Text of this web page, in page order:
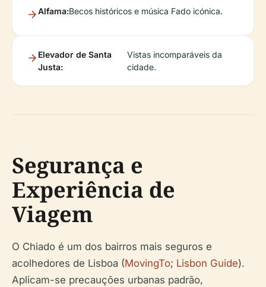
Alfama:Becos históricos e música Fado icónica.
Elevador de Santa
Justa:
Vistas incomparáveis da
cidade.
Segurança e
Experiência de
Viagem
O Chiado é um dos bairros mais seguros e
acolhedores de Lisboa (MovingTo; Lisbon Guide).
Aplicam-se precauções urbanas padrão,